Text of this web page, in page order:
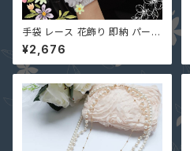
手袋 レース 花飾り 即納 パープ
ル 6カラー メッシュ スマホ対応
タッチパネル対応 紫外線対策
日焼け対策 滑り止め ST-1010
ト発送
¥2,676